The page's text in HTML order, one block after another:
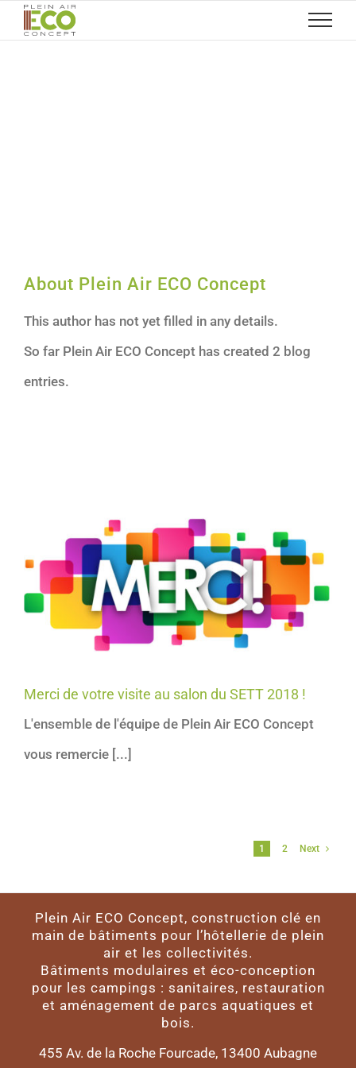
Skip
to
About Plein Air ECO Concept
This author has not yet filled in any details.
So far Plein Air ECO Concept has created 2 blog
entries.
Merci de votre visite au salon du SETT 2018 !
L'ensemble de l'équipe de Plein Air ECO Concept
vous remercie [...]
1 2 Next
Plein Air ECO Concept, construction clé en
main de bâtiments pour l’hôtellerie de plein
air et les collectivités.
Bâtiments modulaires et éco-conception
pour les campings : sanitaires, restauration
et aménagement de parcs aquatiques et
bois.
455 Av. de la Roche Fourcade, 13400 Aubagne